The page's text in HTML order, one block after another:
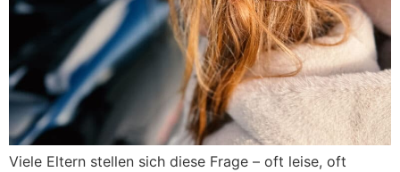
Viele Eltern stellen sich diese Frage – oft leise, oft